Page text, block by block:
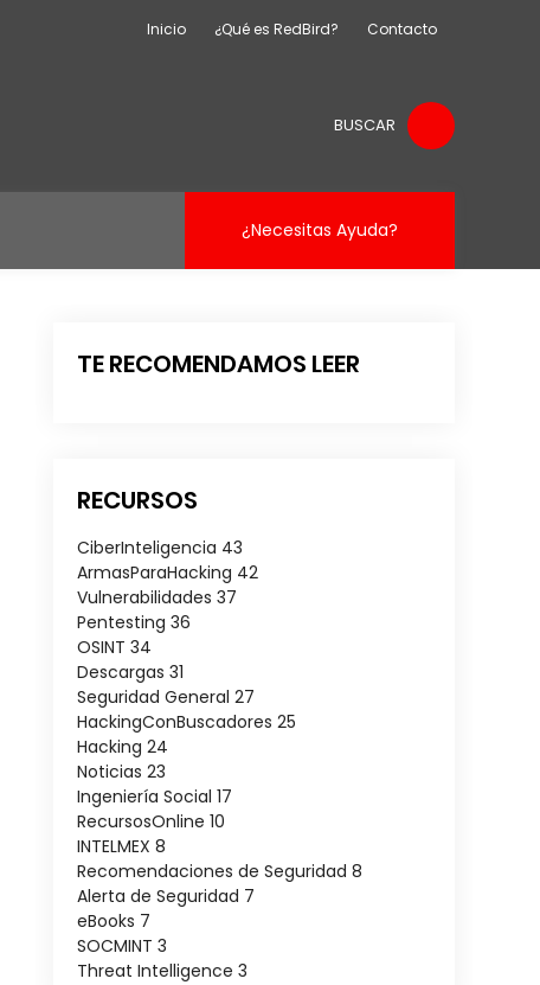
Inicio ¿Qué es RedBird? Contacto
BUSCAR
¿Necesitas Ayuda?
TE RECOMENDAMOS LEER
RECURSOS
CiberInteligencia 43
ArmasParaHacking 42
Vulnerabilidades 37
Pentesting 36
OSINT 34
Descargas 31
Seguridad General 27
HackingConBuscadores 25
Hacking 24
Noticias 23
Ingeniería Social 17
RecursosOnline 10
INTELMEX 8
Recomendaciones de Seguridad 8
Alerta de Seguridad 7
eBooks 7
SOCMINT 3
Threat Intelligence 3